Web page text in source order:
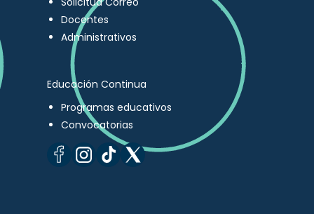
Docentes
Administrativos
Educación Continua
Programas educativos
Convocatorias